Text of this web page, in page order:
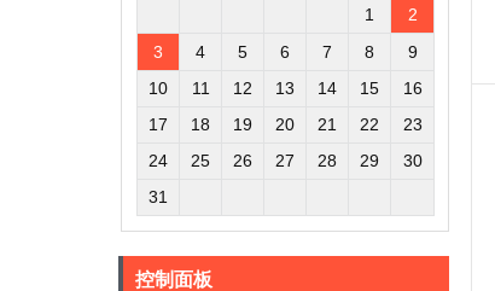
1
2
3
4 5 6 7 8
9
10
11 12 13 14 15
16
17
18 19 20 21 22
23
24
25 26 27 28 29
30
31
控制面板